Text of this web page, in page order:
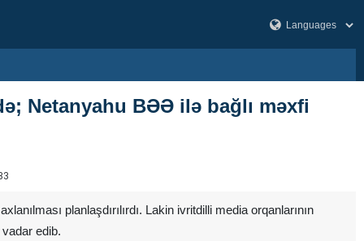
Netanyahu BƏƏ ilə bağlı məxfi
planlaşdırılırdı. Lakin ivritdilli media orqanlarının
edib.